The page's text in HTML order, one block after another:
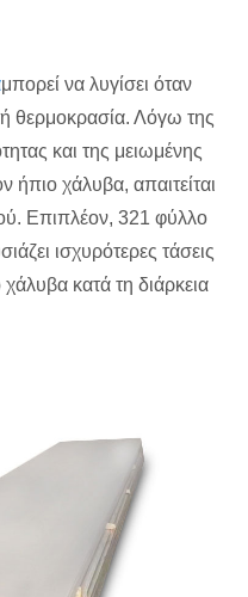
μπορεί να λυγίσει όταν
θερμοκρασία. Λόγω της
και της μειωμένης
ήπιο χάλυβα, απαιτείται
Επιπλέον, 321 φύλλο
ισχυρότερες τάσεις
κατά τη διάρκεια